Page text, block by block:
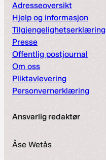
Adresseoversikt
Hjelp og informasjon
Tilgjengelighetserklæring
Presse
Offentlig postjournal
Om oss
Pliktavlevering
Personvernerklæring
Ansvarlig redaktør
Åse Wetås